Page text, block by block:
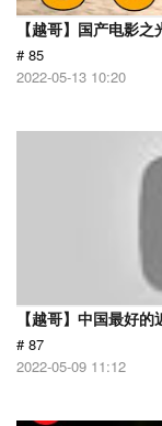
【越哥】国产电影
# 85
2022-05-13 10:20
【越哥】中国最好
# 87
2022-05-09 11:12